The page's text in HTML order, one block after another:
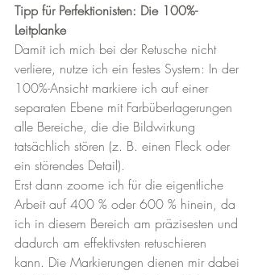
Tipp für Perfektionisten: Die 100%-
Leitplanke
Damit ich mich bei der Retusche nicht
verliere, nutze ich ein festes System: In der
100%-Ansicht markiere ich auf einer
separaten Ebene mit Farbüberlagerungen
alle Bereiche, die die Bildwirkung
tatsächlich stören (z. B. einen Fleck oder
ein störendes Detail).
Erst dann zoome ich für die eigentliche
Arbeit auf 400 % oder 600 % hinein, da
ich in diesem Bereich am präzisesten und
dadurch am effektivsten retuschieren
kann. Die Markierungen dienen mir dabei